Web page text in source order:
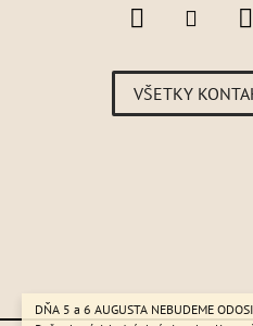
DŇA 5 a 6 AUGUSTA NEBUDEME
VŠETKY